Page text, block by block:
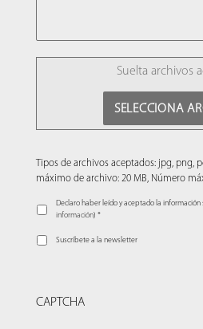
FILE
Suelta archivos
SELECCIONA
Tipos de archivos aceptados: jpg, png,
máximo de archivo: 20 MB, Número
Declaro haber leído y aceptado la
información) *
Suscríbete a la newsletter
CAPTCHA